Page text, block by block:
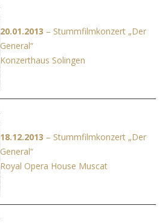
20.01.2013 – Stummfilmkonzert „Der
General“
Konzerthaus Solingen
18.12.2013 – Stummfilmkonzert „Der
General“
Royal Opera House Muscat